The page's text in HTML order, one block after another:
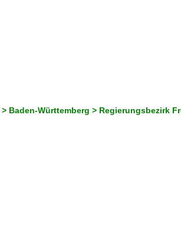
Baden-Württemberg > Regierungsbezirk